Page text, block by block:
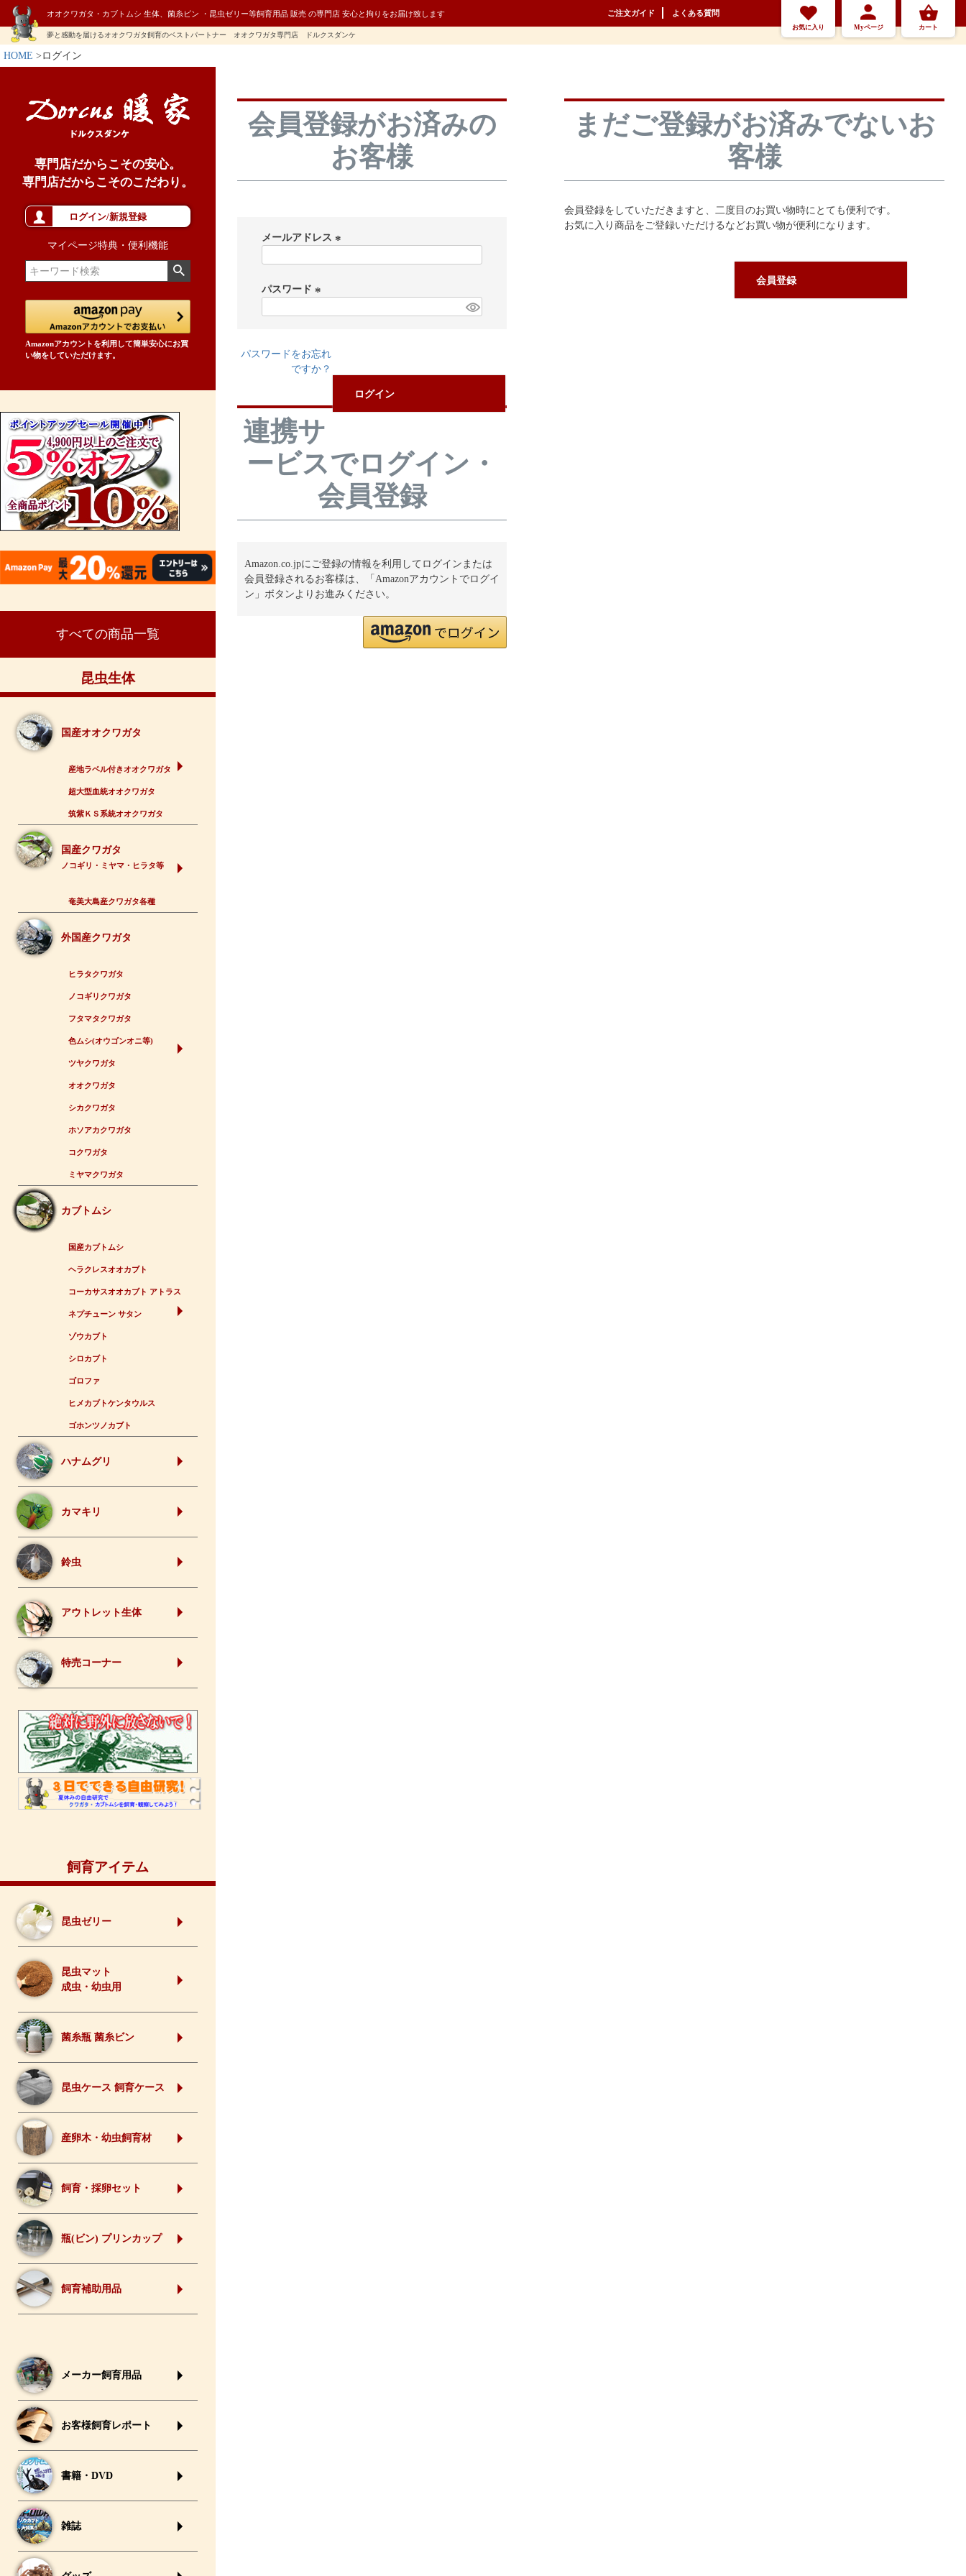
オオクワガタ・カブトムシ 生体、菌糸ビン ・昆虫ゼリー等飼育用品 販売 の専門店 安心と拘りをお届け致します ご注文ガイド よくある質問
夢と感動を届けるオオクワガタ飼育のベストパートナー オオクワガタ専門店 ドルクスダンケ
お気に入り Myページ カート
HOME ログイン
専門店だからこその安心。
専門店だからこそのこだわり。
ログイン/新規登録
マイページ特典・便利機能
Amazonアカウントを利用して簡単安心にお買
い物をしていただけます。
すべての商品一覧
昆虫生体
国産オオクワガタ
産地ラベル付きオオクワガタ
超大型血統オオクワガタ
筑紫ＫＳ系統オオクワガタ
国産クワガタ
ノコギリ・ミヤマ・ヒラタ等
奄美大島産クワガタ各種
外国産クワガタ
ヒラタクワガタ
ノコギリクワガタ
フタマタクワガタ
色ムシ(オウゴンオニ等)
ツヤクワガタ
オオクワガタ
シカクワガタ
ホソアカクワガタ
コクワガタ
ミヤマクワガタ
カブトムシ
国産カブトムシ
ヘラクレスオオカブト
コーカサスオオカブト アトラス
ネプチューン サタン
ゾウカブト
シロカブト
ゴロファ
ヒメカブトケンタウルス
ゴホンツノカブト
ハナムグリ
カマキリ
鈴虫
アウトレット生体
特売コーナー
飼育アイテム
昆虫ゼリー
昆虫マット
成虫・幼虫用
菌糸瓶 菌糸ビン
昆虫ケース 飼育ケース
産卵木・幼虫飼育材
飼育・採卵セット
瓶(ビン) プリンカップ
飼育補助用品
メーカー飼育用品
お客様飼育レポート
書籍・DVD
雑誌
会員登録がお済みの
お客様
メールアドレス
パスワード
)
ログイン
パスワードをお忘れ
ですか？
連携サ
ービスでログイン・
会員登録
Amazon.co.jpにご登録の情報を利用してログインまたは
会員登録されるお客様は、「Amazonアカウントでログイ
ン」ボタンよりお進みください。
まだご登録がお済みでないお
客様
会員登録をしていただきますと、二度目のお買い物時にとても便利です。
お気に入り商品をご登録いただけるなどお買い物が便利になります。
会員登録